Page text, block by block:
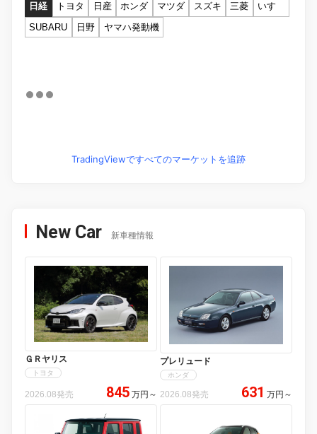
日経 トヨタ 日産 ホンダ マツダ スズキ 三菱
いすゞ
SUBARU
日野 ヤマハ発動機
TradingViewですべてのマーケットを追跡
New Car 新車種情報
ＧＲヤリス
トヨタ
2026.08発売 845 万円 ～
プレリュード
ホンダ
2026.08発売 631 万円 ～